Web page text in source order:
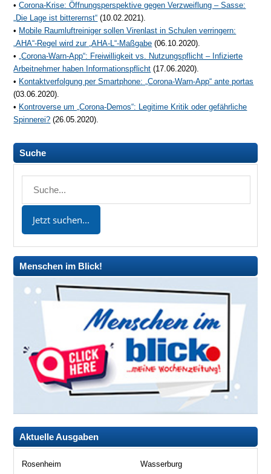
•Corona-Krise: Öffnungsperspektive gegen Verzweiflung – Sasse:
„Die Lage ist bitterernst“ (10.02.2021).
• Mobile Raumluftreiniger sollen Virenlast in Schulen verringern:
„AHA“-Regel wird zur „AHA-L“-Maßgabe (06.10.2020).
•„Corona-Warn-App“: Freiwilligkeit vs. Nutzungspflicht – Infizierte
Arbeitnehmer haben Informationspflicht (17.06.2020).
• Kontaktverfolgung per Smartphone: „Corona-Warn-App“ ante portas
(03.06.2020).
• Kontroverse um „Corona-Demos“: Legitime Kritik oder gefährliche
Spinnerei? (26.05.2020).
Suche
Menschen im Blick!
Aktuelle Ausgaben
Rosenheim Wasserburg